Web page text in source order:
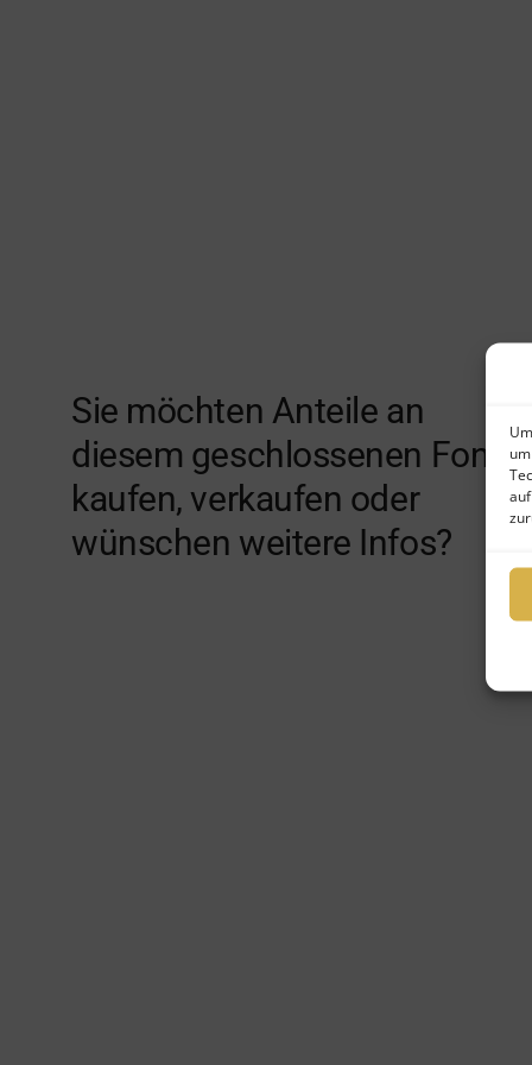
Sie möchten Anteile an
diesem geschlossenen Fonds
kaufen, verkaufen oder
wünschen weitere Infos?